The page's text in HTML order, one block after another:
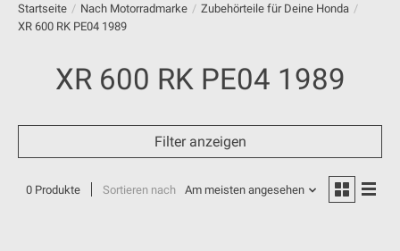
Startseite / Nach Motorradmarke / Zubehörteile für Deine Honda /
XR 600 RK PE04 1989
XR 600 RK PE04 1989
Filter anzeigen
0 Produkte Sortieren nach Am meisten angesehen